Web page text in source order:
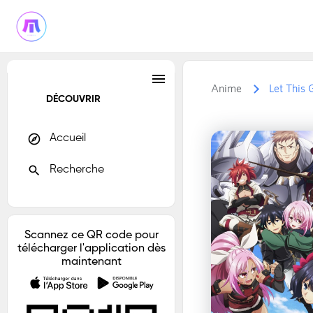
menu
DÉCOUVRIR
explore Accueil
search Recherche
Scannez ce QR code pour
télécharger l'application dès
maintenant
Anime Let This